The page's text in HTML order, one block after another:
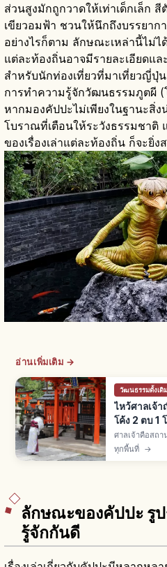
ส่วนสูงมักถูกวาดให้เท่าเด็กเล็ก
เขียวอมฟ้า ชวนให้นึกถึงบรรยาก
อย่างไรก็ตาม ลักษณะเหล่านี้ไม่ไ
แต่ละท้องถิ่นอาจมีรายละเอียดแ
สำหรับนักท่องเที่ยวที่มาเที่ยวญี่ปุ่
การทำความรู้จักวัฒนธรรมภูตผี
หากมองคัปปะไม่เพียงในฐานะสิ่
โบราณที่เตือนให้ระวังธรรมชาติ
ของเรื่องเล่าแต่ละท้องถิ่น ก็จะยิ่
อ่านเพิ่มเติม →
วัฒนธรรมดั้งเดิม
ไหว้ศาลเจ้า
โค้ง 2 ตบ 1
ศาลเจ้าคือสถ
80,000 แห่ง พิ
สักการะไฮเด็น
ทุกพื้นที่ →
ลักษณะของคัปปะ รู
รู้จักกันดี